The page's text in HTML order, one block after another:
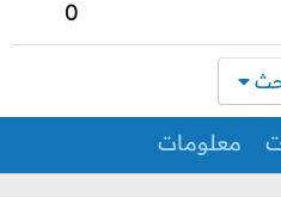
0
معلومات